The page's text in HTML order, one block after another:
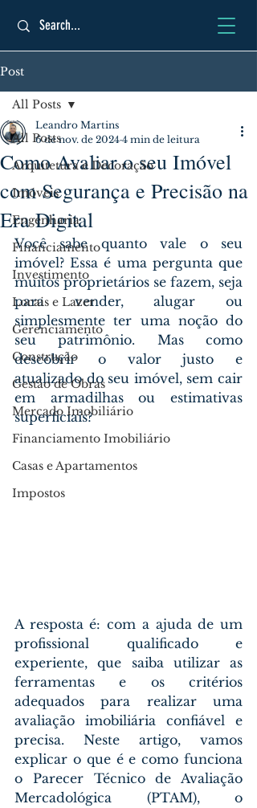
Post
All Posts
Arquitetura e Decoração
Imóveis
Engenharia
Financiamento
Investimento
Locais e Lazer
Gerenciamento
Construção
Gestão de Obras
Mercado Imobiliário
Financiamento Imobiliário
Casas e Apartamentos
Impostos
All Posts
Como Avaliar o seu Imóvel
com Segurança e Precisão na
Era Digital
Leandro Martins
6 de nov. de 2024 4 min de leitura
Você sabe quanto vale o seu
imóvel? Essa é uma pergunta que
muitos proprietários se fazem, seja
para vender, alugar ou
simplesmente ter uma noção do
seu patrimônio. Mas como
descobrir o valor justo e
atualizado do seu imóvel, sem cair
em armadilhas ou estimativas
superficiais?
A resposta é: com a ajuda de um
profissional qualificado e
experiente, que saiba utilizar as
ferramentas e os critérios
adequados para realizar uma
avaliação imobiliária confiável e
precisa. Neste artigo, vamos
explicar o que é e como funciona
o Parecer Técnico de Avaliação
Mercadológica (PTAM), o